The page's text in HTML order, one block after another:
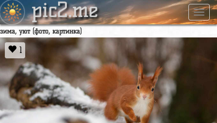
pic2.me
зима, уют (фото, картинка)
1